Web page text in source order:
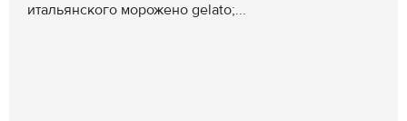
итальянского морожено gelato;...